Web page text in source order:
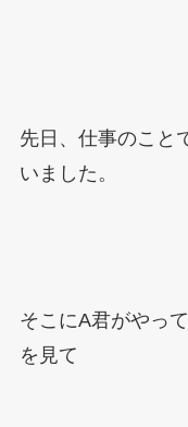
先日、仕事のこと
いました。
そこにA君がやっ
を見て